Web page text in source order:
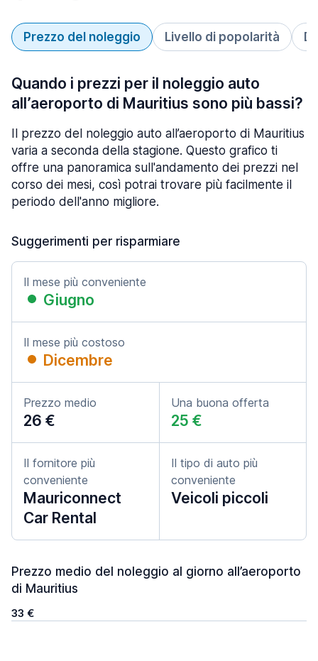
Prezzo del noleggio Livello di popolarità
Quando i prezzi per il noleggio auto
all’aeroporto di Mauritius sono più bassi?
Il prezzo del noleggio auto all’aeroporto di Mauritius
varia a seconda della stagione. Questo grafico ti
offre una panoramica sull'andamento dei prezzi nel
corso dei mesi, così potrai trovare più facilmente il
periodo dell'anno migliore.
Suggerimenti per risparmiare
Il mese più conveniente
Giugno
Il mese più costoso
Dicembre
Prezzo medio
26 €
Una buona offerta
25 €
Il fornitore più
conveniente
Mauriconnect
Car Rental
Il tipo di auto più
conveniente
Veicoli piccoli
Prezzo medio del noleggio al giorno all’aeroporto
di Mauritius
33 €